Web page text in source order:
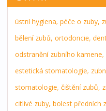
ústní hygiena, péče o zuby,
bělení zubů, ortodoncie,
odstranění zubního kamene,
estetická stomatologie,
stomatologie, čištění zubů,
citlivé zuby, bolest předních